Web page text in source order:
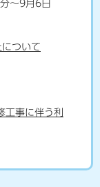
〜9月6日
ついて
工事に伴う利